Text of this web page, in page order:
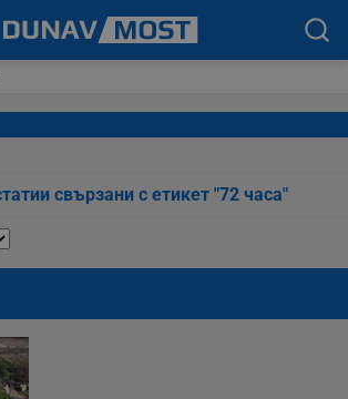
свързани с етикет "72 часа"